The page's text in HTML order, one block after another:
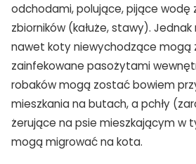
odchodami, polujące, pijące wodę
zbiorników (kałuże, stawy).
nawet koty niewychodzące mogą
zainfekowane pasożytami
robaków mogą zostać bowiem
mieszkania na butach, a pchły
żerujące na psie mieszkającym w
mogą migrować na kota.